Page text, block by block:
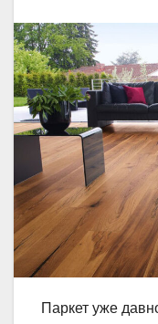
Паркет уже